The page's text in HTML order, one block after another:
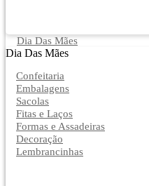
Dia Das Mães
Dia Das Mães
Confeitaria
Embalagens
Sacolas
Fitas e Laços
Formas e Assadeiras
Decoração
Lembrancinhas